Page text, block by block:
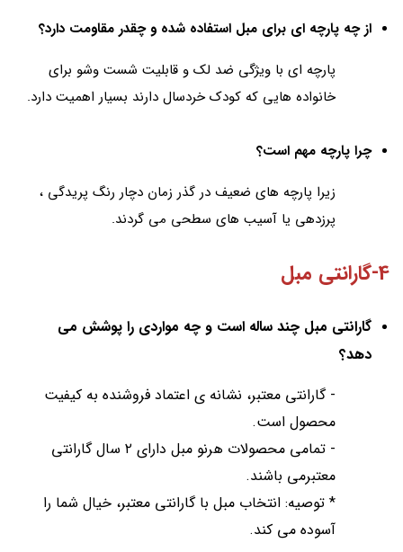
از چه پارچه اى براى مبل استفاده شده و چقدر مقاومت دارد؟
پارچه اى با ویژگی ضد لک و قابليت شست وشو براى
خانواده هايى كه كودک خردسال دارند بسيار اهميت دارد.
چرا پارچه مهم است؟
زيرا پارچه هاى ضعيف در گذر زمان دچار رنگ پریدگی ،
پرزدهی يا آسيب هاى سطحى مى گردند.
4-گارانتی مبل
گارانتی مبل چند ساله است و چه مواردى را پوشش مى
دهد؟
- گارانتى معتبر، نشانه ى اعتماد فروشنده به كيفيت
محصول است.
- تمامى محصولات هرنو مبل داراى ٢ سال گارانتى
معتبرمى باشند.
* توصيه: انتخاب مبل با گارانتی معتبر، خيال شما را
آسوده مى كند.